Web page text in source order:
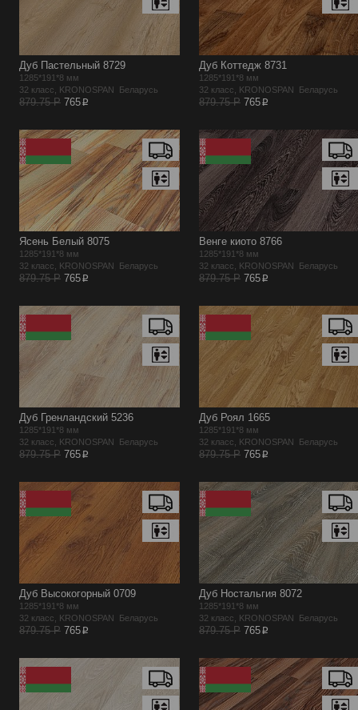
Дуб Пастельный 8729
1285*191*8 мм
32 класс, KRONOSPAN Беларусь
879.75 Р 765p
Дуб Коттедж 8731
1285*191*8 мм
32 класс, KRONOSPAN Беларусь
879.75 Р 765p
Ясень Белый 8075
1285*191*8 мм
32 класс, KRONOSPAN Беларусь
879.75 Р 765p
Венге киото 8766
1285*191*8 мм
32 класс, KRONOSPAN Беларусь
879.75 Р 765p
Дуб Гренландский 5236
1285*191*8 мм
32 класс, KRONOSPAN Беларусь
879.75 Р 765p
Дуб Роял 1665
1285*191*8 мм
32 класс, KRONOSPAN Беларусь
879.75 Р 765p
Дуб Высокогорный 0709
1285*191*8 мм
32 класс, KRONOSPAN Беларусь
879.75 Р 765p
Дуб Ностальгия 8072
1285*191*8 мм
32 класс, KRONOSPAN Беларусь
879.75 Р 765p